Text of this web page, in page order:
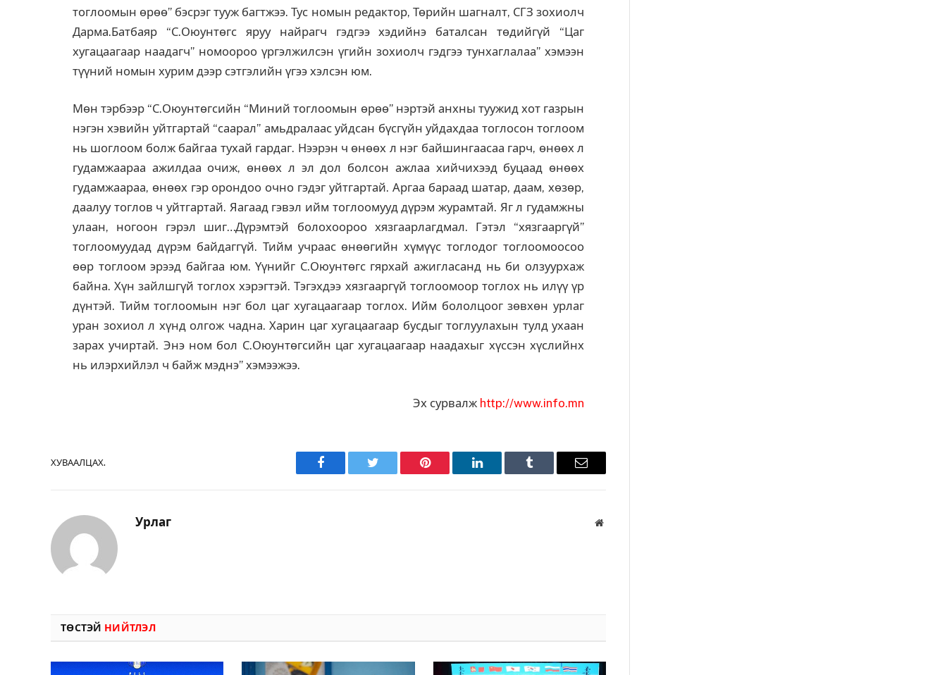
тоглоомын өрөө” бэсрэг тууж багтжээ. Тус номын редактор, Төрийн шагналт, СГЗ зохиолч
Дарма.Батбаяр “С.Оюунтөгс яруу найрагч гэдгээ хэдийнэ баталсан төдийгүй “Цаг
хугацаагаар наадагч” номоороо үргэлжилсэн үгийн зохиолч гэдгээ тунхаглалаа” хэмээн
түүний номын хурим дээр сэтгэлийн үгээ хэлсэн юм.
Мөн тэрбээр “С.Оюунтөгсийн “Миний тоглоомын өрөө” нэртэй анхны туужид хот газрын
нэгэн хэвийн уйтгартай “саарал” амьдралаас уйдсан бүсгүйн уйдахдаа тоглосон тоглоом
нь шоглоом болж байгаа тухай гардаг. Нээрэн ч өнөөх л нэг байшингаасаа гарч, өнөөх л
гудамжаараа ажилдаа очиж, өнөөх л эл дол болсон ажлаа хийчихээд буцаад өнөөх
гудамжаараа, өнөөх гэр орондоо очно гэдэг уйтгартай. Аргаа бараад шатар, даам, хөзөр,
даалуу тоглов ч уйтгартай. Яагаад гэвэл ийм тоглоомууд дүрэм журамтай. Яг л гудамжны
улаан, ногоон гэрэл шиг…Дүрэмтэй болохоороо хязгаарлагдмал. Гэтэл “хязгааргүй”
тоглоомуудад дүрэм байдаггүй. Тийм учраас өнөөгийн хүмүүс тоглодог тоглоомоосоо
өөр тоглоом эрээд байгаа юм. Үүнийг С.Оюунтөгс гярхай ажигласанд нь би олзуурхаж
байна. Хүн зайлшгүй тоглох хэрэгтэй. Тэгэхдээ хязгааргүй тоглоомоор тоглох нь илүү үр
дүнтэй. Тийм тоглоомын нэг бол цаг хугацаагаар тоглох. Ийм бололцоог зөвхөн урлаг
уран зохиол л хүнд олгож чадна. Харин цаг хугацаагаар бусдыг тоглуулахын тулд ухаан
зарах учиртай. Энэ ном бол С.Оюунтөгсийн цаг хугацаагаар наадахыг хүссэн хүслийнх
нь илэрхийлэл ч байж мэднэ” хэмээжээ.
Эх сурвалж http://www.info.mn
ХУВААЛЦАХ.
Facebook Twitter Pinterest LinkedIn Tumblr Имэйл
Урлаг Вэбсайт
ТӨСТЭЙ НИЙТЛЭЛ